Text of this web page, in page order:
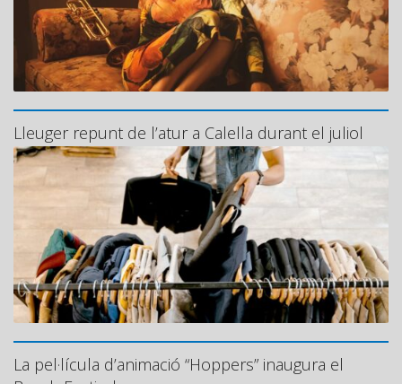
Lleuger repunt de l’atur a Calella durant el juliol
La pel·lícula d’animació “Hoppers” inaugura el